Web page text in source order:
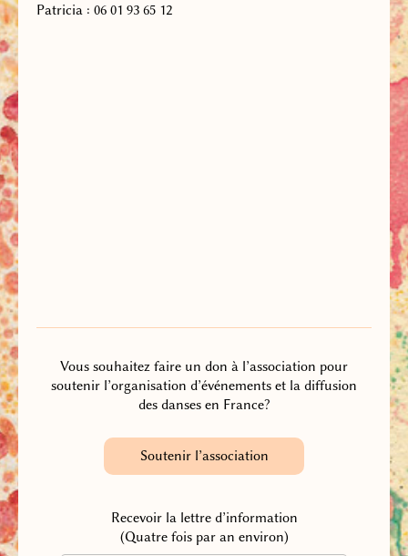
Patricia : 06 01 93 65 12
Vous souhaitez faire un don à l’association pour
soutenir l’organisation d’événements et la diffusion
des danses en France?
Soutenir l’association
Recevoir la lettre d’information
(Quatre fois par an environ)